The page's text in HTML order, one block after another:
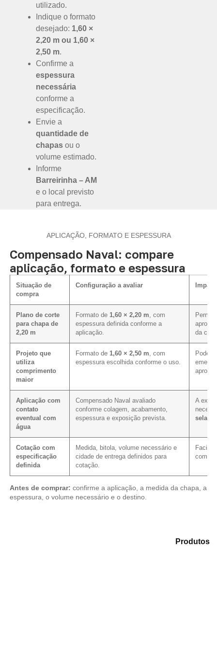
utilizado.
Indique o formato
desejado: 1,60 ×
2,20 m ou 1,60 ×
2,50 m.
Confirme a
espessura
necessária
conforme a
especificação.
Envie a
quantidade de
chapas ou o
volume estimado.
Informe
Barreirinha – AM
e o local previsto
para entrega.
APLICAÇÃO, FORMATO E ESPESSURA
Compensado Naval: compare
aplicação, formato e espessura
Situação de
compra
Configuração a avaliar
Plano de corte
para chapa de
2,20 m
Formato de 1,60 × 2,20 m , com
espessura definida conforme a
aplicação.
da
Projeto que
utiliza
comprimento
maior
Formato de 1,60 × 2,50 m , com
espessura escolhida conforme o uso.
Pode
Aplicação com
contato
eventual com
água
Compensado Naval avaliado
conforme colagem, acabamento,
espessura e exposição prevista.
A
Cotação com
especificação
definida
Medida, bitola, volume necessário e
cidade de entrega definidos para
cotação.
com
Antes de comprar: confirme a aplicação, a medida da chapa, a
espessura, o volume necessário e o destino.
Produtos